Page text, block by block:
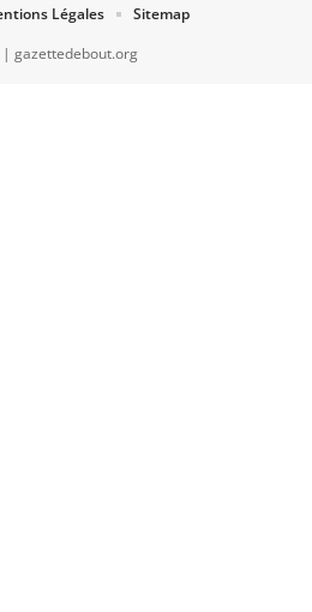
gazettedebout.org
Légales Sitemap